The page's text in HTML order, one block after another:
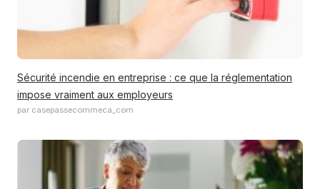
Sécurité incendie en entreprise : ce que la réglementation
impose vraiment aux employeurs
par casepassecommeca_com